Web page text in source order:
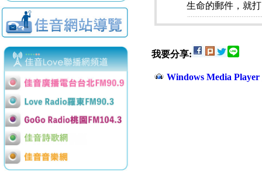
生命的郵件，就
我要分享:
Windows Media